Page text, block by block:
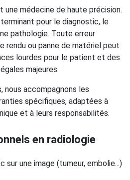
une médecine de haute précision.
pour le diagnostic, le
pathologie. Toute erreur
rendu ou panne de matériel peut
lourdes pour le patient et des
majeures.
nous accompagnons les
spécifiques, adaptées à
et à leurs responsabilités.
en radiologie
sur une image (tumeur, embolie...)